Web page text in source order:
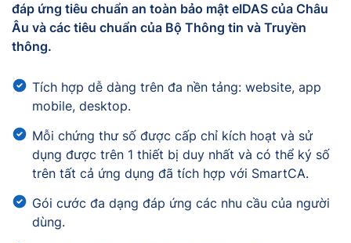
đáp ứng tiêu chuẩn an toàn bảo mật eIDAS của Châu
Âu và các tiêu chuẩn của Bộ Thông tin và Truyền
thông.
Tích hợp dễ dàng trên đa nền tảng: website, app
mobile, desktop.
Mỗi chứng thư số được cấp chỉ kích hoạt và sử
dụng được trên 1 thiết bị duy nhất và có thể ký số
trên tất cả ứng dụng đã tích hợp với SmartCA.
Gói cước đa dạng đáp ứng các nhu cầu của người
dùng.